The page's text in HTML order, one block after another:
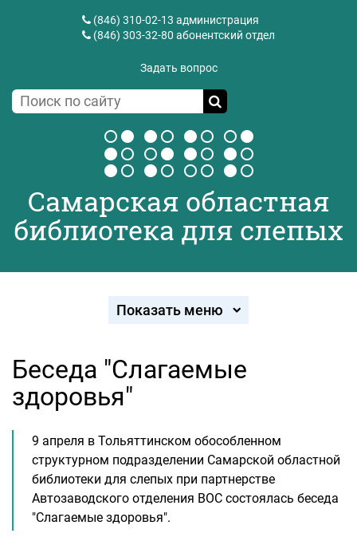
(846) 310-02-13 администрация
(846) 303-32-80 абонентский отдел
Задать вопрос
Самарская областная
библиотека для слепых
Показать меню
Беседа "Слагаемые
здоровья"
9 апреля в Тольяттинском обособленном
структурном подразделении Самарской областной
библиотеки для слепых при партнерстве
Автозаводского отделения ВОС состоялась беседа
"Слагаемые здоровья".